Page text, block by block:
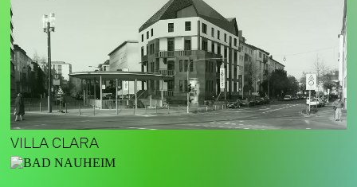
VILLA CLARA